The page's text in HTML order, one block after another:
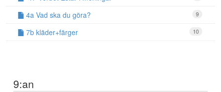
9
4a Vad ska du göra?
10
7b kläder+färger
9:an